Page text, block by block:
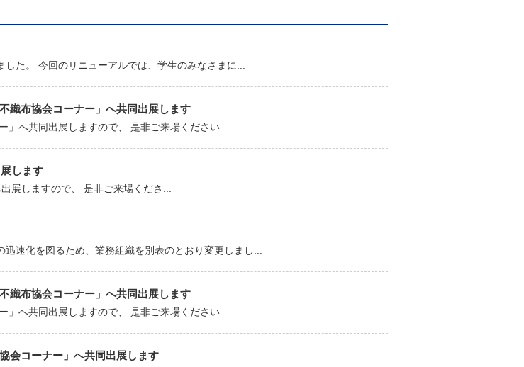
た。 今回のリニューアルでは、学生のみなさまに...
織布協会コーナー」へ共同出展します
」へ共同出展しますので、 是非ご来場ください...
します
展しますので、 是非ご来場くださ...
速化を図るため、業務組織を別表のとおり変更しまし...
織布協会コーナー」へ共同出展します
」へ共同出展しますので、 是非ご来場ください...
会コーナー」へ共同出展します